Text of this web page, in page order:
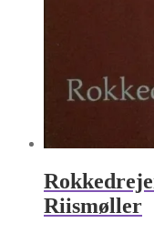
Riismøller